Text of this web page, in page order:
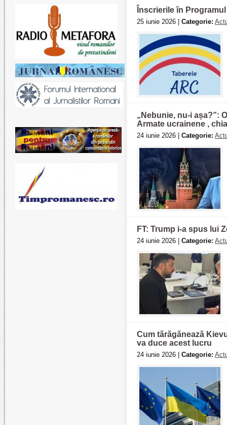
Înscrierile în
25 iunie 2026 | Categorie:
„Nebunie, nu-i așa?”:
Armate ucrainene ,
24 iunie 2026 | Categorie:
FT: Trump i-a spus lui
24 iunie 2026 | Categorie:
Cum tărăgănează
va duce acest lucru
24 iunie 2026 | Categorie: